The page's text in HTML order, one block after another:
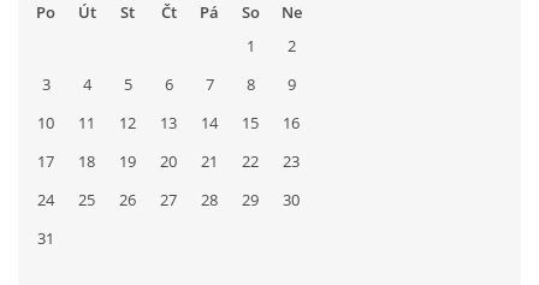
Po
Út St Čt Pá So
Ne
1
2
3
4 5 6 7 8
9
10
11 12 13 14 15
16
17
18 19 20 21 22
23
24
25 26 27 28 29
30
31